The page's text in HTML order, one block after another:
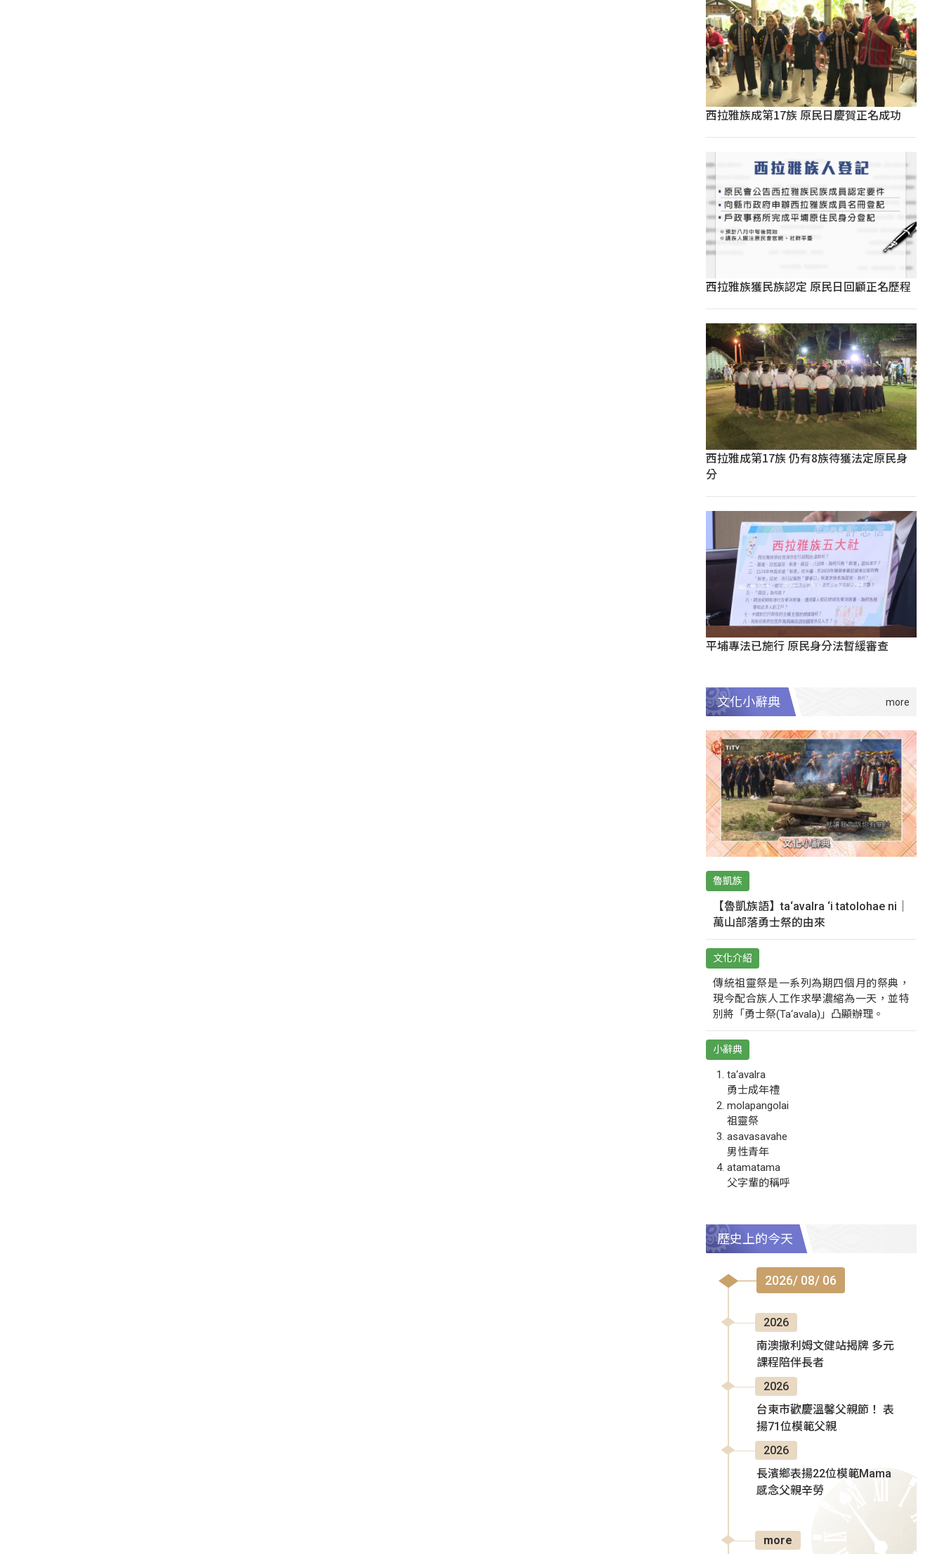
西拉雅族成第17族 原民日慶賀正名成功
西拉雅族獲民族認定 原民日回顧正名歷程
西拉雅成第17族 仍有8族待獲法定原民身
分
平埔專法已施行 原民身分法暫緩審查
文化小辭典
魯凱族
【魯凱族語】ta‘avalra ‘i tatolohae ni｜
萬山部落勇士祭的由來
文化介紹
傳統祖靈祭是一系列為期四個月的祭典，
現今配合族人工作求學濃縮為一天，並特
別將「勇士祭(Ta‘avala)」凸顯辦理。
小辭典
ta‘avalra
勇士成年禮
molapangolai
祖靈祭
asavasavahe
男性青年
atamatama
父字輩的稱呼
歷史上的今天
2026/ 08/ 06
2026
南澳撒利姆文健站揭牌 多元
課程陪伴長者
2026
台東市歡慶溫馨父親節！ 表
揚71位模範父親
2026
長濱鄉表揚22位模範Mama
感念父親辛勞
more